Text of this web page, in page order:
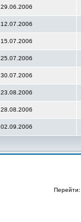
29.06.2006
12.07.2006
15.07.2006
25.07.2006
30.07.2006
23.08.2006
28.08.2006
02.09.2006
Перейти: